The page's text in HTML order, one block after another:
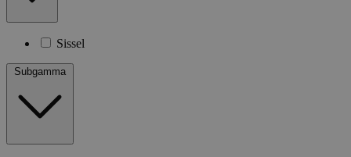
Sissel
Subgamma